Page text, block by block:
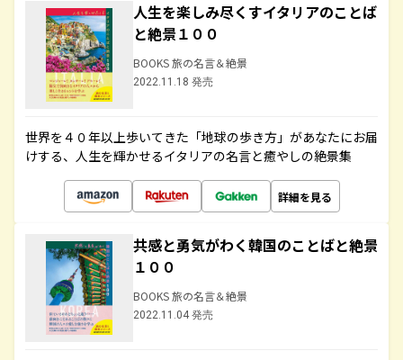
人生を楽しみ尽くすイタリアのことば
と絶景１００
BOOKS 旅の名言＆絶景
2022.11.18 発売
世界を４０年以上歩いてきた「地球の歩き方」があなたにお届
けする、人生を輝かせるイタリアの名言と癒やしの絶景集
詳細を見る
共感と勇気がわく韓国のことばと絶景
１００
BOOKS 旅の名言＆絶景
2022.11.04 発売